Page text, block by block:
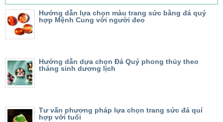
Hướng dẫn lựa chọn màu trang sức bằng đá quý
hợp Mệnh Cung với người đeo
Hướng dẫn dựa chọn Đá Quý phong thủy theo
tháng sinh dương lịch
Tư vấn phương pháp lựa chọn trang sức đá quí
hợp với tuổi